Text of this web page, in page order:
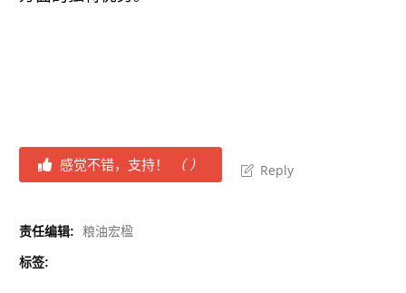
感觉不错，支持！ （） Reply
责任编辑: 粮油宏楹
标签: